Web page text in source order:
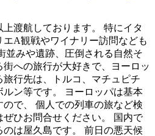
渡航しております。 特にイタ
エA観戦やワイナリー訪問なども
並みや遺跡、圧倒される自然そ
への旅行が大好きで、ヨーロッ
行先は、トルコ、マチュピチ
ルン等です。 ヨーロッパは基本
で、 個人での列車の旅など検
ひお問合せください。 国内で
は屋久島です。 前日の悪天候